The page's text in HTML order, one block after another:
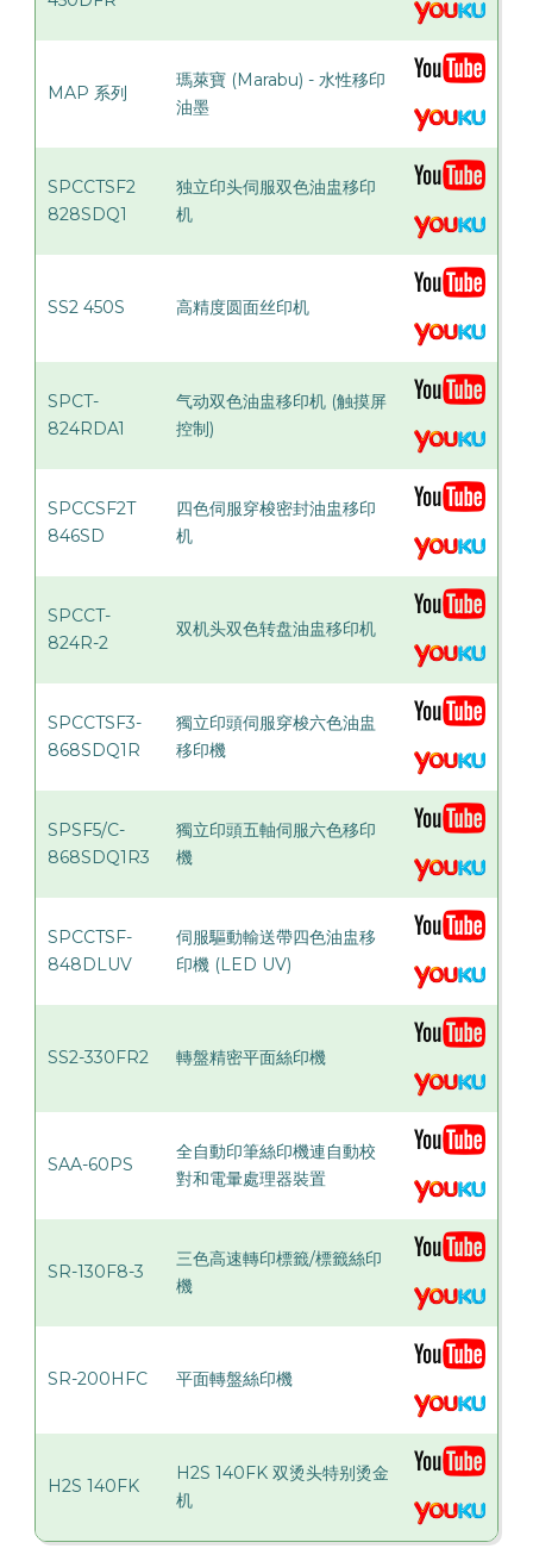
MAP 系列
瑪萊寶 (Marabu) - 水性移印
油墨
SPCCTSF2
828SDQ1
独立印头伺服双色油盅移印
机
SS2 450S 高精度圆面丝印机
SPCT-
824RDA1
气动双色油盅移印机 (触摸屏
控制)
SPCCSF2T
846SD
四色伺服穿梭密封油盅移印
机
SPCCT-
824R-2
双机头双色转盘油盅移印机
SPCCTSF3-
868SDQ1R
獨立印頭伺服穿梭六色油盅
移印機
SPSF5/C-
868SDQ1R3
獨立印頭五軸伺服六色移印
機
SPCCTSF-
848DLUV
伺服驅動輸送帶四色油盅移
印機 (LED UV)
SS2-330FR2 轉盤精密平面絲印機
SAA-60PS
全自動印筆絲印機連自動校
對和電暈處理器裝置
SR-130F8-3
三色高速轉印標籤/標籤絲印
機
SR-200HFC 平面轉盤絲印機
H2S 140FK
H2S 140FK 双烫头特别烫金
机